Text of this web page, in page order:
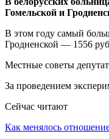
Гомельской и
В этом году самый
Гродненской — 1556
Местные советы
За проведением
Сейчас читают
Как менялось